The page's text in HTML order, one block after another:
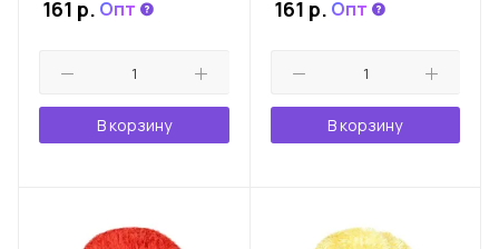
161 р. Опт
В корзину
161 р. Опт
В корзину